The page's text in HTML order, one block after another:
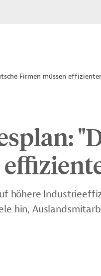
Firmen müssen
höhere
hin,